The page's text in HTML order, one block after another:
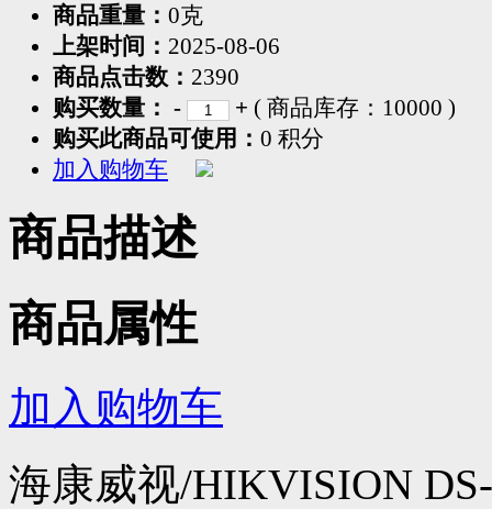
商品重量： 0克
上架时间： 2025-08-06
商品点击数： 2390
购买数量： - + ( 商品库存： 10000 )
购买此商品可使用： 0 积分
加入购物车
商品描述
商品属性
加入购物车
海康威视/HIKVISION